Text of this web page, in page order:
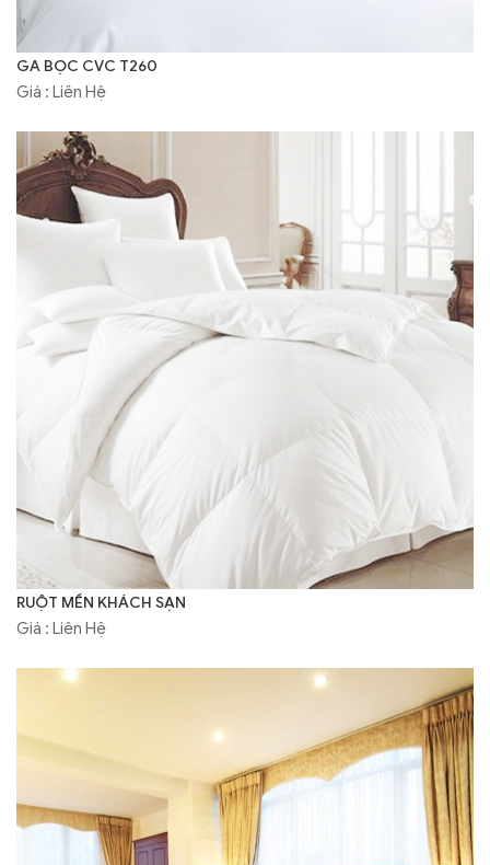
GA BỌC CVC T260
Giá : Liên Hệ
RUỘT MỀN KHÁCH SẠN
Giá : Liên Hệ